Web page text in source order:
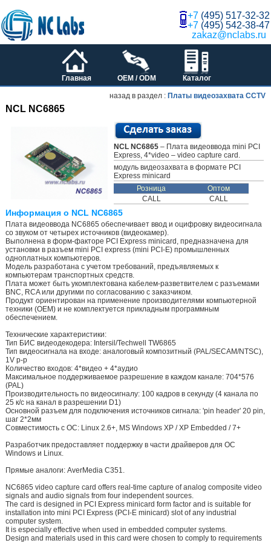
+7 (495) 517-32-32
+7 (495) 542-38-47
zakaz@nclabs.ru
Главная OEM / ODM Каталог
назад в раздел : Платы видеозахвата CCTV
NCL NC6865
NCL NC6865– Плата видеоввода mini PCI
Express, 4*video – video capture card.
модуль видеозахвата в формате PCI
Express minicard
Розница
Оптом
CALL
CALL
Информация о NCL NC6865
Плата видеоввода NC6865 обеспечивает ввод и оцифровку видеосигнала
со звуком от четырех источников (видеокамер).
Выполнена в форм-факторе PCI Express minicard, предназначена для
установки в разъем mini PCI express (mini PCI-E) промышленных
одноплатных компьютеров.
Модель разработана с учетом требований, предъявляемых к
компьютерам транспортных средств.
Плата может быть укомплектована кабелем-разветвителем с разъемами
BNC, RCA или другими по согласованию с заказчиком.
Продукт ориентирован на применение производителями компьютерной
техники (OEM) и не комплектуется прикладным программным
обеспечением.
Технические характеристики:
Тип БИС видеодекодера: Intersil/Techwell TW6865
Тип видеосигнала на входе: аналоговый композитный (PAL/SECAM/NTSC),
1V p-p
Количество входов: 4*видео + 4*аудио
Максимальное поддерживаемое разрешение в каждом канале: 704*576
(PAL)
Производительность по видеосигналу: 100 кадров в секунду (4 канала по
25 к/c на канал в разрешении D1)
Основной разъем для подключения источников сигнала: 'pin header' 20 pin,
шаг 2*2мм
Совместимость с ОС: Linux 2.6+, MS Windows XP / XP Embedded / 7+
Разработчик предоставляет поддержку в части драйверов для ОС
Windows и Linux.
Прямые аналоги: AverMedia C351.
NC6865 video capture card offers real-time capture of analog composite video
signals and audio signals from four independent sources.
The card is designed in PCI Express minicard form factor and is suitable for
installation into mini PCI Express (PCI-E minicard) slot of any industrial
computer system.
It is especially effective when used in embedded computer systems.
Design and materials used in this card were chosen to comply to requirements